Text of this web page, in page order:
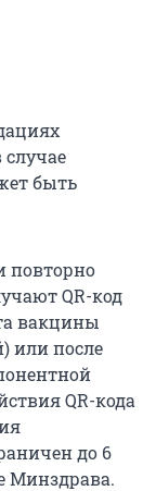
случае
быть
повторно
QR-код
вакцины
или после
QR-кода
до 6
Минздрава.